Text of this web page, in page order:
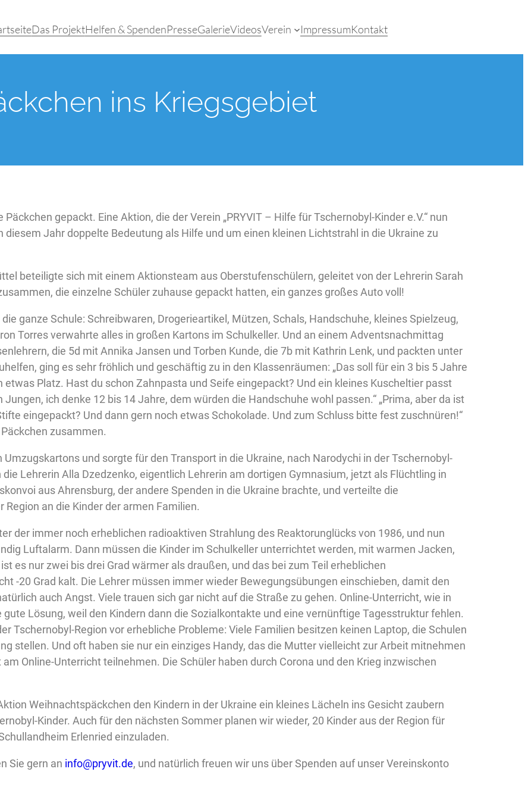
Das ProjektHelfen & SpendenPresseGalerieVideosVerein ImpressumKontakt
ins Kriegsgebiet
gepackt. Eine Aktion, die der Verein „PRYVIT – Hilfe für Tschernobyl-Kinder e.V.“ nun
Jahr doppelte Bedeutung als Hilfe und um einen kleinen Lichtstrahl in die Ukraine zu
beteiligte sich mit einem Aktionsteam aus Oberstufenschülern, geleitet von der Lehrerin Sarah
die einzelne Schüler zuhause gepackt hatten, ein ganzes großes Auto voll!
ganze Schule: Schreibwaren, Drogerieartikel, Mützen, Schals, Handschuhe, kleines Spielzeug,
Torres verwahrte alles in großen Kartons im Schulkeller. Und an einem Adventsnachmittag
die 5d mit Annika Jansen und Torben Kunde, die 7b mit Kathrin Lenk, und packten unter
ging es sehr fröhlich und geschäftig zu in den Klassenräumen: „Das soll für ein 3 bis 5 Jahre
etwas Platz. Hast du schon Zahnpasta und Seife eingepackt? Und ein kleines Kuscheltier passt
Jungen, ich denke 12 bis 14 Jahre, dem würden die Handschuhe wohl passen.“ „Prima, aber da ist
eingepackt? Und dann gern noch etwas Schokolade. Und zum Schluss bitte fest zuschnüren!“
zusammen.
Umzugskartons und sorgte für den Transport in die Ukraine, nach Narodychi in der Tschernobyl-
Lehrerin Alla Dzedzenko, eigentlich Lehrerin am dortigen Gymnasium, jetzt als Flüchtling in
aus Ahrensburg, der andere Spenden in die Ukraine brachte, und verteilte die
an die Kinder der armen Familien.
der immer noch erheblichen radioaktiven Strahlung des Reaktorunglücks von 1986, und nun
Luftalarm. Dann müssen die Kinder im Schulkeller unterrichtet werden, mit warmen Jacken,
es nur zwei bis drei Grad wärmer als draußen, und das bei zum Teil erheblichen
-20 Grad kalt. Die Lehrer müssen immer wieder Bewegungsübungen einschieben, damit den
auch Angst. Viele trauen sich gar nicht auf die Straße zu gehen. Online-Unterricht, wie in
Lösung, weil den Kindern dann die Sozialkontakte und eine vernünftige Tagesstruktur fehlen.
Tschernobyl-Region vor erhebliche Probleme: Viele Familien besitzen keinen Laptop, die Schulen
stellen. Und oft haben sie nur ein einziges Handy, das die Mutter vielleicht zur Arbeit mitnehmen
Online-Unterricht teilnehmen. Die Schüler haben durch Corona und den Krieg inzwischen
Weihnachtspäckchen den Kindern in der Ukraine ein kleines Lächeln ins Gesicht zaubern
Kinder. Auch für den nächsten Sommer planen wir wieder, 20 Kinder aus der Region für
Erlenried einzuladen.
Sie gern an info@pryvit.de, und natürlich freuen wir uns über Spenden auf unser Vereinskonto